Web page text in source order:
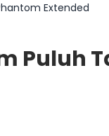
Extended
Puluh